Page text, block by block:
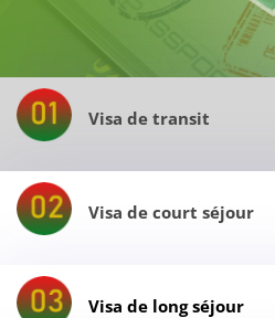
Visa de transit
Visa de court séjour
Visa de long séjour